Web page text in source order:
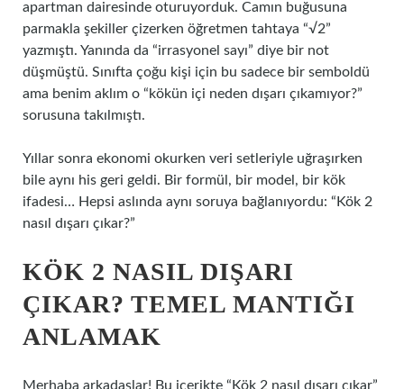
apartman dairesinde oturuyorduk. Camın buğusuna
parmakla şekiller çizerken öğretmen tahtaya “√2”
yazmıştı. Yanında da “irrasyonel sayı” diye bir not
düşmüştü. Sınıfta çoğu kişi için bu sadece bir semboldü
ama benim aklım o “kökün içi neden dışarı çıkamıyor?”
sorusuna takılmıştı.
Yıllar sonra ekonomi okurken veri setleriyle uğraşırken
bile aynı his geri geldi. Bir formül, bir model, bir kök
ifadesi… Hepsi aslında aynı soruya bağlanıyordu: “Kök 2
nasıl dışarı çıkar?”
KÖK 2 NASIL DIŞARI
ÇIKAR? TEMEL MANTIĞI
ANLAMAK
Merhaba arkadaşlar! Bu içerikte “Kök 2 nasıl dışarı çıkar”